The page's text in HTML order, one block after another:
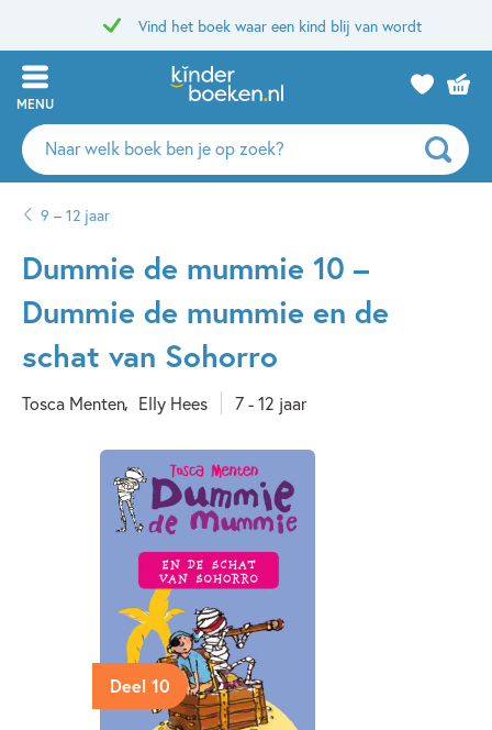
Vind het boek waar een kind blij van wordt
MENU
Zoeken
naar
auteurs
uitgevers
9 – 12 jaar
Dummie de mummie 10 –
Dummie de mummie en de
schat van Sohorro
Tosca Menten Elly Hees 7 - 12 jaar
Deel 10